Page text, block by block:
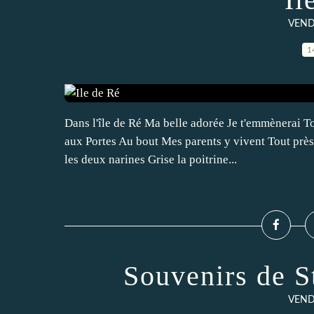
Dans l'île de Ré Ma belle adorée Je t'emmènerai
aux Portes Au bout Mes parents y vivent Tout
les deux narines Grise la poitrine...
Souvenirs de